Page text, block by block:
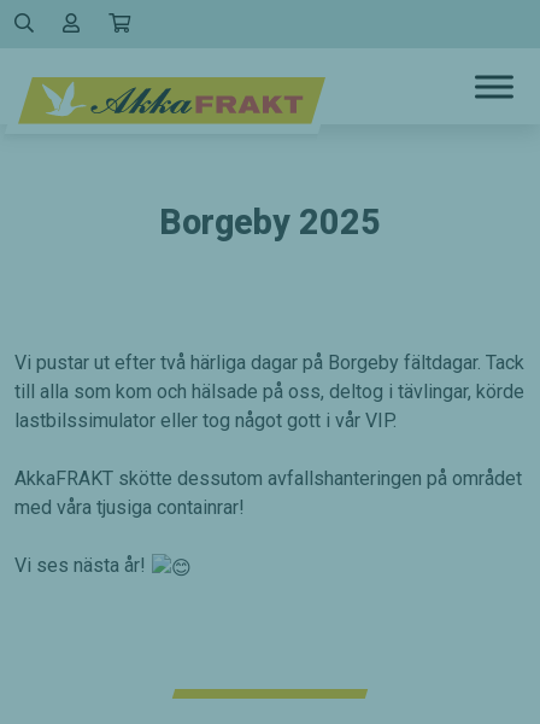
Hoppa
Borgeby 2025
Vi pustar ut efter två härliga dagar på Borgeby fältdagar. Tack
till alla som kom och hälsade på oss, deltog i tävlingar, körde
lastbilssimulator eller tog något gott i vår VIP.
AkkaFRAKT skötte dessutom avfallshanteringen på området
med våra tjusiga containrar!
Vi ses nästa år!